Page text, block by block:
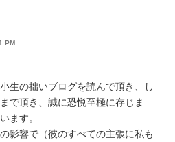
PM
生の拙いブログを読んで頂き、し
で頂き、誠に恐悦至極に存じま
ます。
影響で（彼のすべての主張に私も